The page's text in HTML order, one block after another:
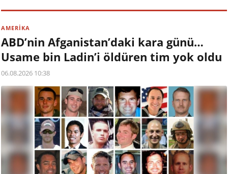
AMERİKA
ABD’nin Afganistan’daki kara günü…
Usame bin Ladin’i öldüren tim yok oldu
06.08.2026 10:38